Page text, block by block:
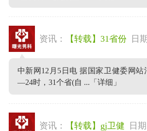
资讯： 【转载】31省份 日
中新网12月5日电 据国家卫健委网站
—24时，31个省(自 ... 「详细」
资讯： 【转载】gj卫健 日期